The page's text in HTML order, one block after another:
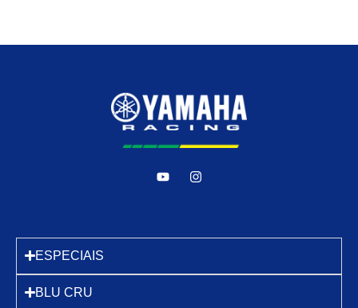
ESPECIAIS
BLU CRU